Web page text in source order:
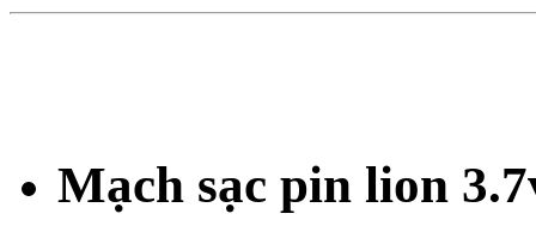
Mạch sạc pin lion